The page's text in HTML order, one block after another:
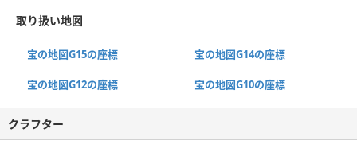
取り扱い地図
宝の地図G15の座標 宝の地図G14の座標
宝の地図G12の座標 宝の地図G10の座標
クラフター